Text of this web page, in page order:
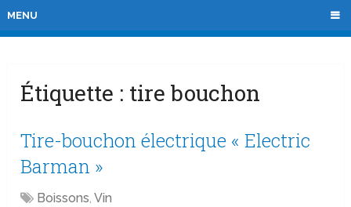
MENU
Étiquette : tire bouchon
Tire-bouchon électrique « Electric
Barman »
Boissons,Vin